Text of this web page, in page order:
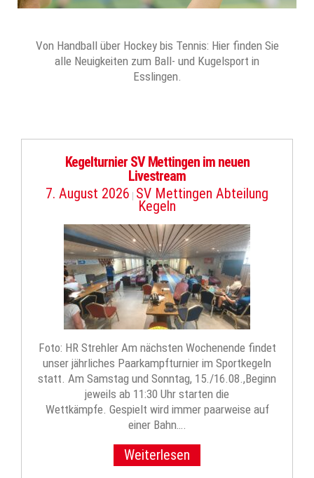
Von Handball über Hockey bis Tennis: Hier finden Sie
alle Neuigkeiten zum Ball- und Kugelsport in
Esslingen.
Kegelturnier SV Mettingen im neuen
Livestream
7. August 2026 | SV Mettingen Abteilung
Kegeln
Foto: HR Strehler Am nächsten Wochenende findet
unser jährliches Paarkampfturnier im Sportkegeln
statt. Am Samstag und Sonntag, 15./16.08.,Beginn
jeweils ab 11:30 Uhr starten die
Wettkämpfe. Gespielt wird immer paarweise auf
einer Bahn….
Weiterlesen